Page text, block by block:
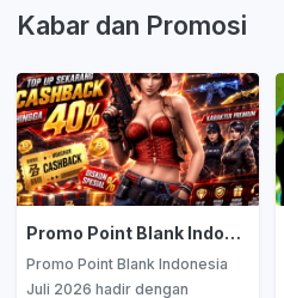
Kabar dan Promosi
Promo Point Blank Indonesia Juli 2026: Cashback hingga 40% dan Diskon Menarik
Promo Point Blank Indonesia
Juli 2026 hadir dengan